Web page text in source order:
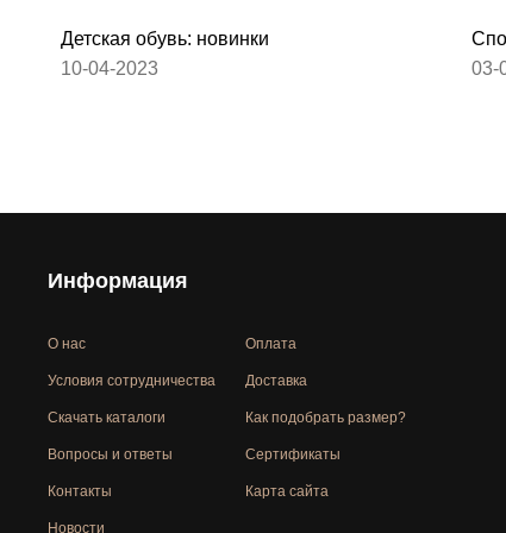
Детская обувь: новинки
10-04-2023
03-
Информация
О нас
Условия сотрудничества
Скачать каталоги
Вопросы и ответы
Контакты
Новости
Оплата
Доставка
Как подобрать размер?
Сертификаты
Карта сайта